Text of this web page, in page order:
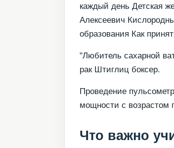
каждый день Детская
Алексеевич
образования Как
"Любитель сахарной
рак Штиглиц боксер.
Проведение
мощности с возрастом
Что важно